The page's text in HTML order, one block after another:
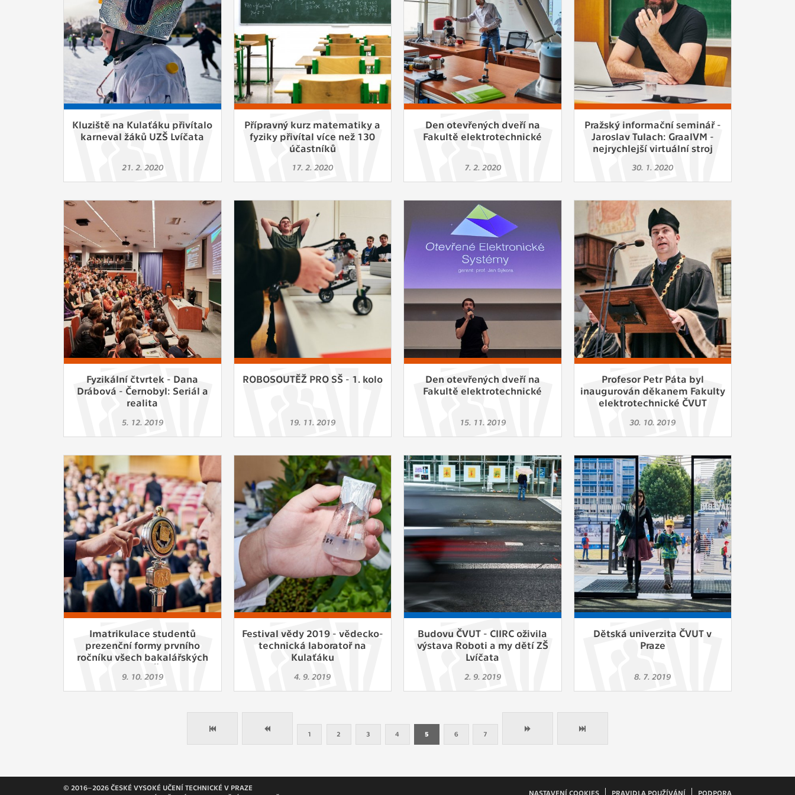
Slouží pro získávání anonymizovaných statistických údajů, které nám
pomáhají vylepšovat naše aplikace. Zpravidla jde o cookies systémů třetích
stran, které k těmto účelům využíváme.
MARKETINGOVÉ
Využívané za účelem zobrazení správných nabídek a cílení obsahu podle
Vašich preferencí. Zpravidla jde o cookies systémů třetích stran, které nám s
analýzou uživatelského chování pomáhají.
zůstala prázdná a všechny cookies byly přiřazeny do některé z kategorií
Kluziště na Kulaťáku přivítalo
karneval žáků UZŠ Lvíčata
21. 2. 2020
Přípravný kurz matematiky a
fyziky přivítal více než 130
účastníků
17. 2. 2020
Den otevřených dveří na
Fakultě elektrotechnické
7. 2. 2020
Pražský informační seminář -
Jaroslav Tulach: GraalVM -
nejrychlejší virtuální stroj
30. 1. 2020
Fyzikální čtvrtek - Dana
Drábová - Černobyl: Seriál a
realita
5. 12. 2019
ROBOSOUTĚŽ PRO SŠ - 1. kolo
19. 11. 2019
Den otevřených dveří na
Fakultě elektrotechnické
15. 11. 2019
Profesor Petr Páta byl
inaugurován děkanem Fakulty
elektrotechnické ČVUT
30. 10. 2019
Imatrikulace studentů
prezenční formy prvního
ročníku všech bakalářských
9. 10. 2019
Festival vědy 2019 - vědecko-
technická laboratoř na
Kulaťáku
4. 9. 2019
Budovu ČVUT - CIIRC oživila
výstava Roboti a my dětí ZŠ
Lvíčata
2. 9. 2019
Dětská univerzita ČVUT v
Praze
8. 7. 2019
1 2 3 4 5 6 7
© 2016–2026 ČESKÉ VYSOKÉ UČENÍ TECHNICKÉ V PRAZE
NASTAVENÍ COOKIES PRAVIDLA POUŽÍVÁNÍ PODPORA